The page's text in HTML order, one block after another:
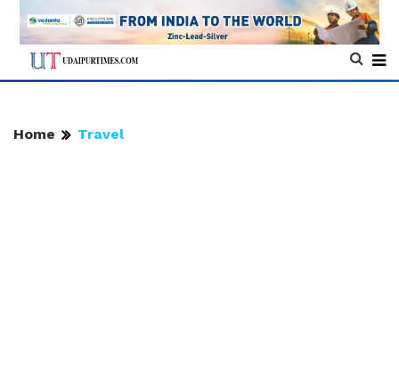
Home Travel